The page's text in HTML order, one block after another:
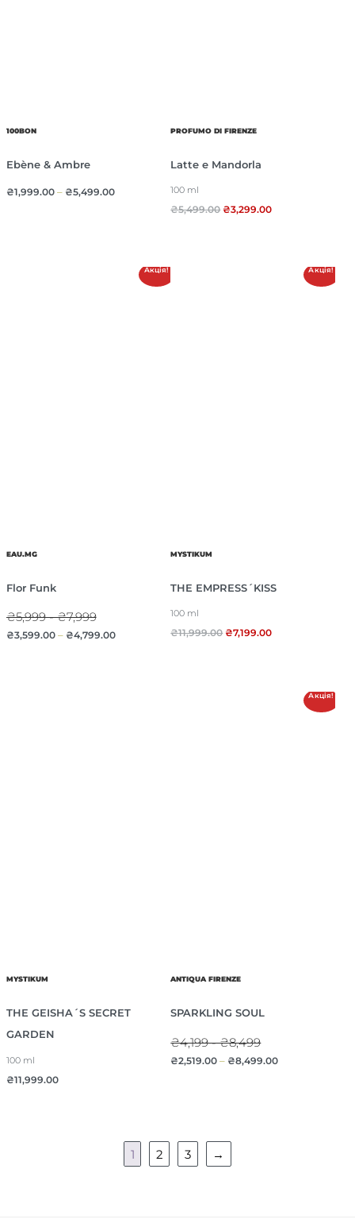
100BON
Ebène & Ambre
₴1,999.00– ₴5,499.00
PROFUMO DI FIRENZE
Latte e Mandorla
100 ml
₴5,499.00 ₴3,299.00
Акція!
EAU.MG
Flor Funk
₴5,999 - ₴7,999
₴3,599.00– ₴4,799.00
Акція!
MYSTIKUM
THE EMPRESS´KISS
100 ml
₴11,999.00 ₴7,199.00
MYSTIKUM
THE GEISHA´S SECRET
GARDEN
100 ml
₴11,999.00
Акція!
ANTIQUA FIRENZE
SPARKLING SOUL
₴4,199 - ₴8,499
₴2,519.00 – ₴8,499.00
1 2 3 →